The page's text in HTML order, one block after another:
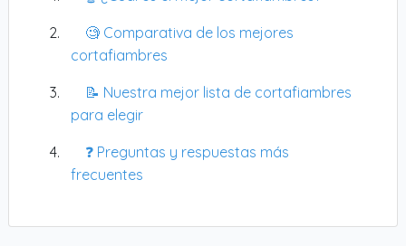
🧐 Comparativa de los mejores
cortafiambres
📝 Nuestra mejor lista de cortafiambres
para elegir
❓ Preguntas y respuestas más
frecuentes